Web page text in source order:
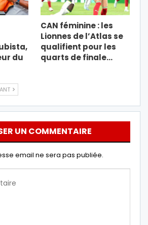
du
CAN féminine : les
Lionnes de l’Atlas se
qualifient pour les
quarts de finale…
UN COMMENTAIRE
email ne sera pas publiée.